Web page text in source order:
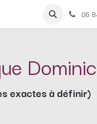
06
exactes à définir)